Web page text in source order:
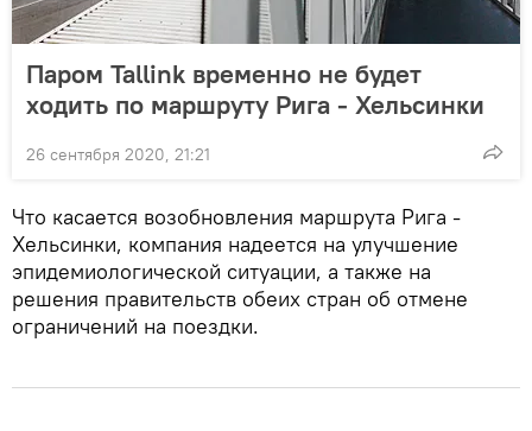
Паром Tallink временно не будет
ходить по маршруту Рига - Хельсинки
26 сентября 2020, 21:21
Что касается возобновления маршрута Рига -
Хельсинки, компания надеется на улучшение
эпидемиологической ситуации, а также на
решения правительств обеих стран об отмене
ограничений на поездки.